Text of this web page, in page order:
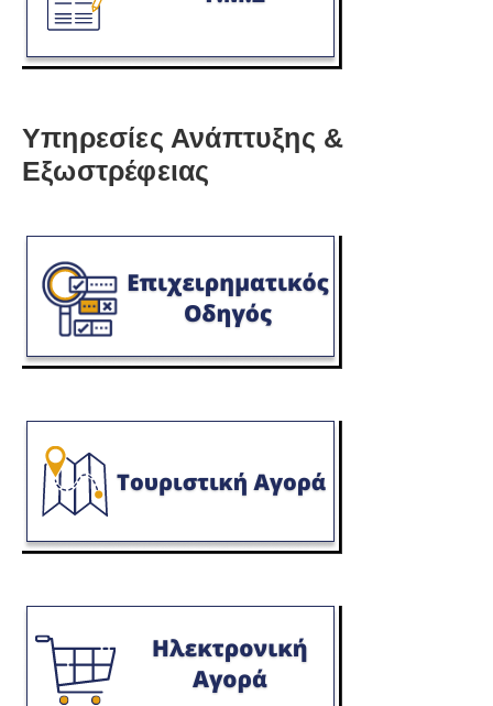
Υπηρεσίες Ανάπτυξης &
Εξωστρέφειας